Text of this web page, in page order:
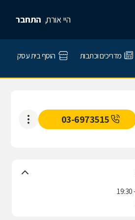
היי אורח, התחבר
מדריכים וכתבות הוסף בית עסק
03-6973515